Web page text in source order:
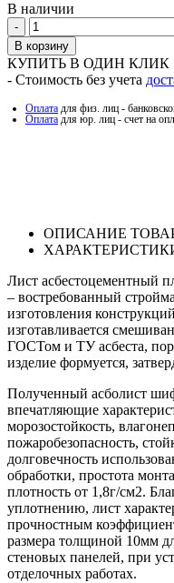
В наличии
Количество
В корзину
КУПИТЬ В ОДИН КЛИК
- Стоимость без учета
Оплата для физ. лиц -
Оплата для юр. лиц - счет на
ОПИСАНИЕ
Лист асбестоцементный
– востребованный
изготовления
изготавливается
ГОСТом и ТУ асбеста,
изделие формуется,
Полученный асболист
впечатляющие
морозостойкость,
пожаробезопасность,
долговечность
обработки, простота
плотность от 1,8г/см2.
уплотнению, лист
прочностным
размера толщиной 10мм
стеновых панелей, при
отделочных работах.